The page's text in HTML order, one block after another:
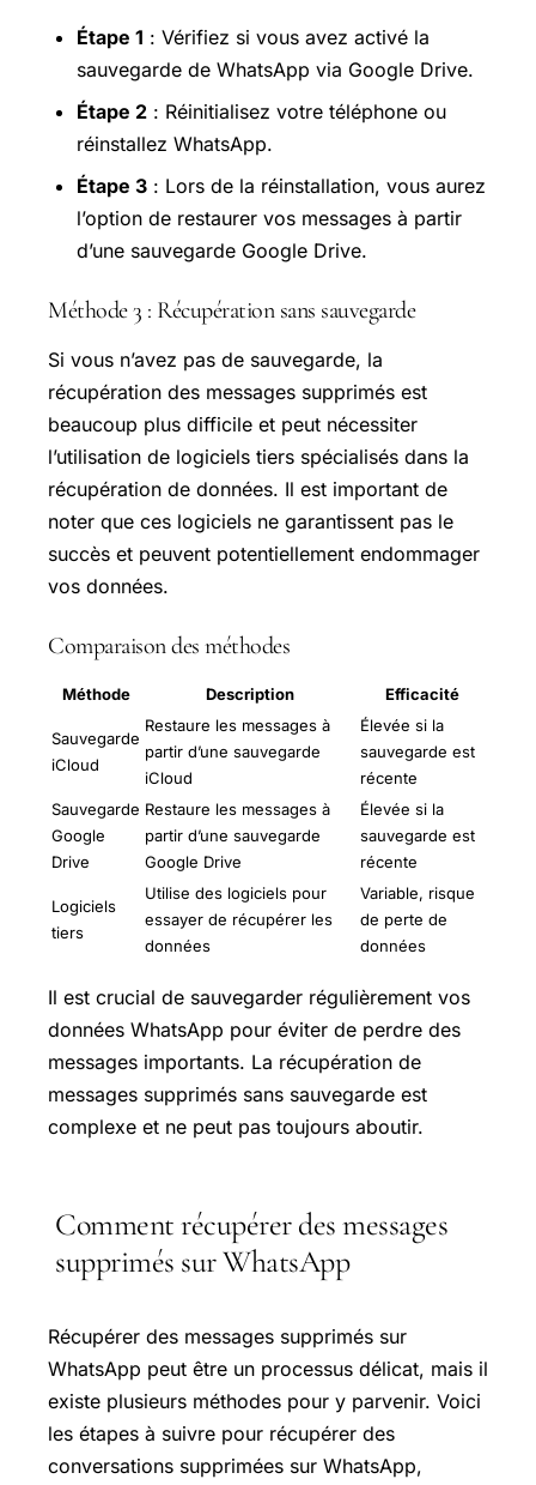
Étape 1 : Vérifiez si vous avez activé la
sauvegarde de WhatsApp via Google Drive.
Étape 2 : Réinitialisez votre téléphone ou
réinstallez WhatsApp.
Étape 3 : Lors de la réinstallation, vous aurez
l’option de restaurer vos messages à partir
d’une sauvegarde Google Drive.
Méthode 3 : Récupération sans sauvegarde
Si vous n’avez pas de sauvegarde, la
récupération des messages supprimés est
beaucoup plus difficile et peut nécessiter
l’utilisation de logiciels tiers spécialisés dans la
récupération de données. Il est important de
noter que ces logiciels ne garantissent pas le
succès et peuvent potentiellement endommager
vos données.
Comparaison des méthodes
Méthode Description Efficacité
Sauvegarde
iCloud
Restaure les messages à
partir d’une sauvegarde
iCloud
Élevée si la
sauvegarde est
récente
Sauvegarde
Google
Drive
Restaure les messages à
partir d’une sauvegarde
Google Drive
Élevée si la
sauvegarde est
récente
Logiciels
tiers
Utilise des logiciels pour
essayer de récupérer les
données
Variable, risque
de perte de
données
Il est crucial de sauvegarder régulièrement vos
données WhatsApp pour éviter de perdre des
messages importants. La récupération de
messages supprimés sans sauvegarde est
complexe et ne peut pas toujours aboutir.
Comment récupérer des messages
supprimés sur WhatsApp
Récupérer des messages supprimés sur
WhatsApp peut être un processus délicat, mais il
existe plusieurs méthodes pour y parvenir. Voici
les étapes à suivre pour récupérer des
conversations supprimées sur WhatsApp,